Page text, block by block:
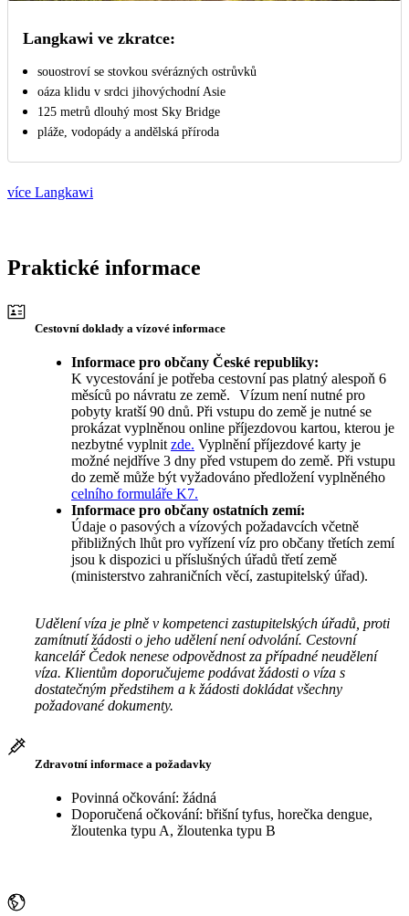
Langkawi ve zkratce:
souostroví se stovkou svérázných ostrůvků
oáza klidu v srdci jihovýchodní Asie
125 metrů dlouhý most Sky Bridge
pláže, vodopády a andělská příroda
více Langkawi
Praktické informace
Cestovní doklady a vízové informace
Informace pro občany České republiky:
K vycestování je potřeba cestovní pas platný alespoň 6
měsíců po návratu ze země. Vízum není nutné pro
pobyty kratší 90 dnů. Při vstupu do země je nutné se
prokázat vyplněnou online příjezdovou kartou, kterou je
nezbytné vyplnit zde. Vyplnění příjezdové karty je
možné nejdříve 3 dny před vstupem do země. Při vstupu
do země může být vyžadováno předložení vyplněného
celního formuláře K7.
Informace pro občany ostatních zemí:
Údaje o pasových a vízových požadavcích včetně
přibližných lhůt pro vyřízení víz pro občany třetích zemí
jsou k dispozici u příslušných úřadů třetí země
(ministerstvo zahraničních věcí, zastupitelský úřad).
Udělení víza je plně v kompetenci zastupitelských úřadů, proti
zamítnutí žádosti o jeho udělení není odvolání. Cestovní
kancelář Čedok nenese odpovědnost za případné neudělení
víza. Klientům doporučujeme podávat žádosti o víza s
dostatečným předstihem a k žádosti dokládat všechny
požadované dokumenty.
Zdravotní informace a požadavky
Povinná očkování: žádná
Doporučená očkování: břišní tyfus, horečka dengue,
žloutenka typu A, žloutenka typu B